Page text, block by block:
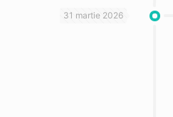
31 martie 2026